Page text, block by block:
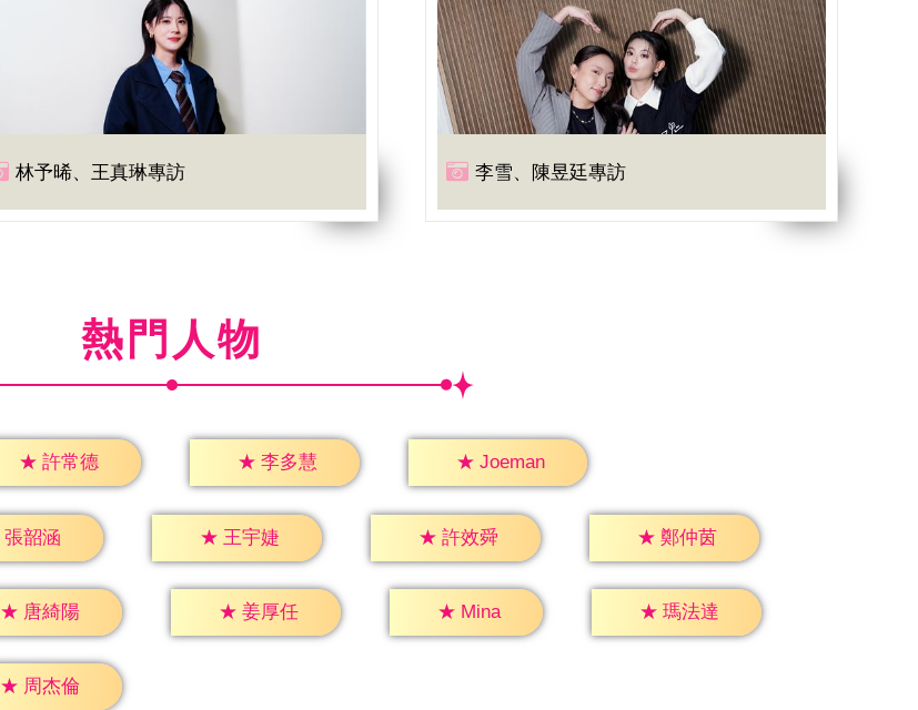
林予晞、王真琳專訪 李雪、陳昱廷專訪
熱門人物
★ 許常德 ★ 李多慧 ★ Joeman
張韶涵 ★ 王宇婕 ★ 許效舜 ★ 鄭仲茵
★ 唐綺陽 ★ 姜厚任 ★ Mina ★ 瑪法達
★ 周杰倫